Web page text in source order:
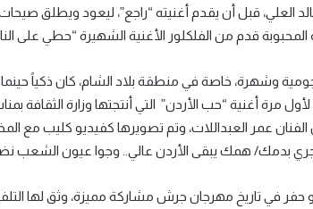
العلي، قبل أن يقدم أغنيته “راجع”، ليعود ويطلق
المحبوبة قدم من الفلكلور الأغنية الشهيرة “حطي على
وشهرة، خاصة في منطقة بلاد الشام، كان ذكياً حينما
مرة أغنية “حب الأردن” التي أنتجتها وزارة الثقافة
عمر العبداللات، وتم تصويرها كفيديو كليب مع
بدمك/ همك يبقى الأردن عالي.. وجوا عيون الشعب
في تاريخ مهرجان جرش مشاركة مميزة، وثق لها